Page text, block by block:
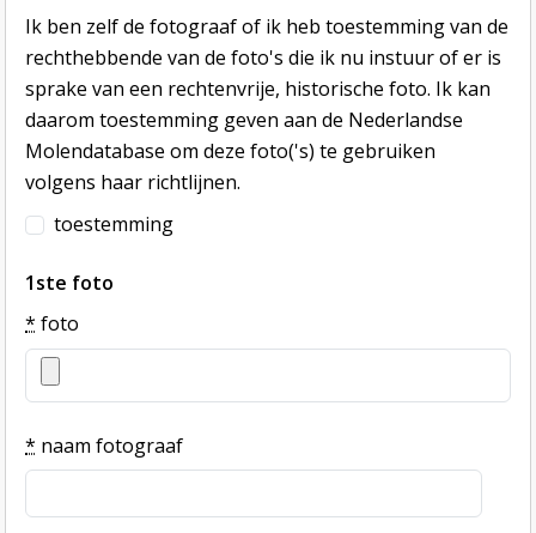
Ik ben zelf de fotograaf of ik heb toestemming van de
rechthebbende van de foto's die ik nu instuur of er is
sprake van een rechtenvrije, historische foto. Ik kan
daarom toestemming geven aan de Nederlandse
Molendatabase om deze foto('s) te gebruiken
volgens haar richtlijnen.
toestemming
1ste foto
* foto
* naam fotograaf